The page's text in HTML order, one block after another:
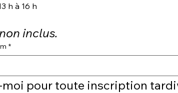
h à 16 h
inclus.
*
pour toute inscription